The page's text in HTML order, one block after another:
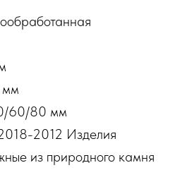
60/80 мм
2012 Изделия
из природного камня